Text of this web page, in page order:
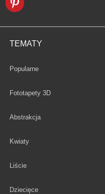
TEMATY
Fototapety
Popularne
Fototapety 3D
Fototapety
Abstrakcja
Fototapety
Kwiaty
Fototapety
Liście
Fototapety
Dziecięce